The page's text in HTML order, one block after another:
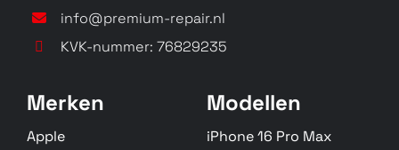
info@premium-repair.nl
KVK-nummer: 76829235
Merken
Apple
Modellen
iPhone 16 Pro Max